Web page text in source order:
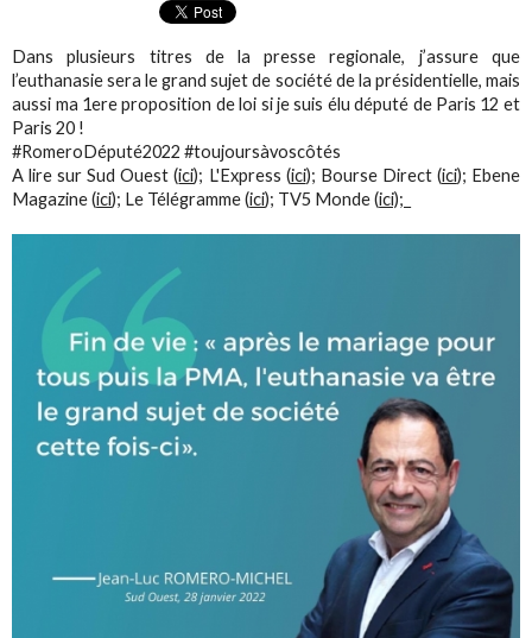
Dans plusieurs titres de la presse regionale, j’assure que
l’euthanasie sera le grand sujet de société de la présidentielle, mais
aussi ma 1ere proposition de loi si je suis élu député de Paris 12 et
Paris 20 !
#RomeroDéputé2022 #toujoursàvoscôtés
A lire sur Sud Ouest (ici); L'Express (ici); Bourse Direct (ici); Ebene
Magazine (ici); Le Télégramme (ici); TV5 Monde (ici);